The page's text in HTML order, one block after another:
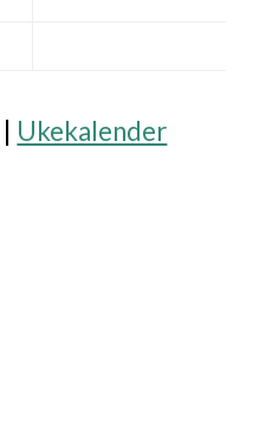
Ukekalender